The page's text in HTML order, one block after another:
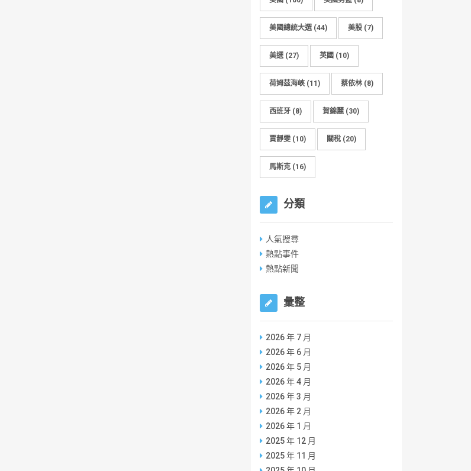
美國總統大選(44) 美股 (7)
美選(27) 英國 (10)
荷姆茲海峽 (11) 蔡依林 (8)
西班牙 (8) 賀錦麗 (30)
賈靜雯 (10) 關稅 (20)
馬斯克 (16)
分類
人氣搜尋
熱點事件
熱點新聞
彙整
2026 年 7 月
2026 年 6 月
2026 年 5 月
2026 年 4 月
2026 年 3 月
2026 年 2 月
2026 年 1 月
2025 年 12 月
2025 年 11 月